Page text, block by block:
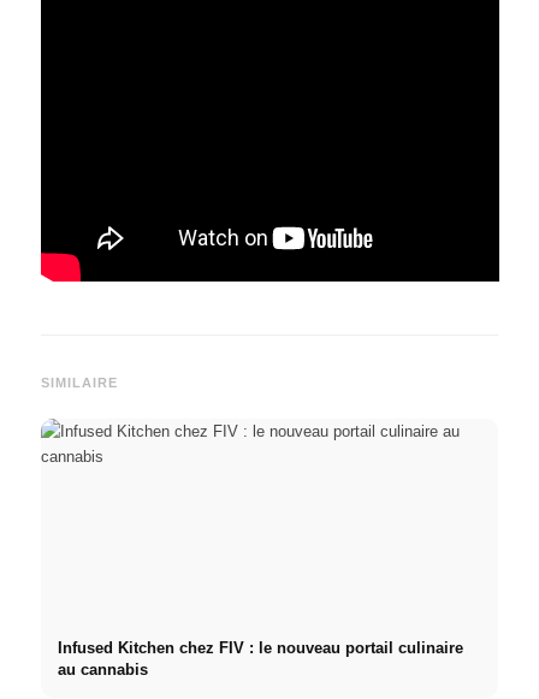
SIMILAIRE
Infused Kitchen chez FIV : le nouveau portail culinaire
au cannabis